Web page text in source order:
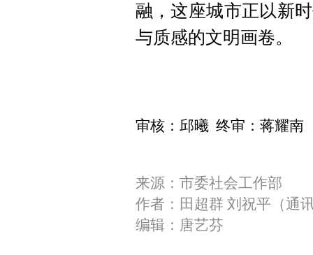
融，这座城市正以新
与质感的文明画卷。
审核：邱曦 终审：蒋耀南
来源：市委社会工作部
作者：田超群 刘祝平（通
编辑：唐艺芬